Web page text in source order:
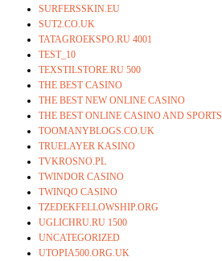
SURFERSSKIN.EU
SUT2.CO.UK
TATAGROEKSPO.RU 4001
TEST_10
TEXSTILSTORE.RU 500
THE BEST CASINO
THE BEST NEW ONLINE CASINO
THE BEST ONLINE CASINO AND
TOOMANYBLOGS.CO.UK
TRUELAYER KASINO
TVKROSNO.PL
TWINDOR CASINO
TWINQO CASINO
TZEDEKFELLOWSHIP.ORG
UGLICHRU.RU 1500
UNCATEGORIZED
UTOPIA500.ORG.UK